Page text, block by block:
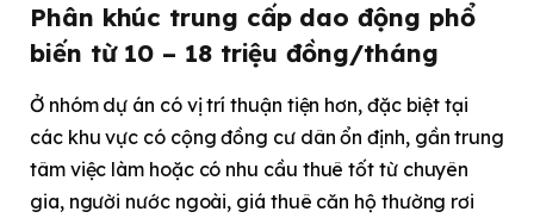
Phân khúc trung cấp dao động phổ
biến từ 10 – 18 triệu đồng/tháng
Ở nhóm dự án có vị trí thuận tiện hơn, đặc biệt tại
các khu vực có cộng đồng cư dân ổn định, gần trung
tâm việc làm hoặc có nhu cầu thuê tốt từ chuyên
gia, người nước ngoài, giá thuê căn hộ thường rơi